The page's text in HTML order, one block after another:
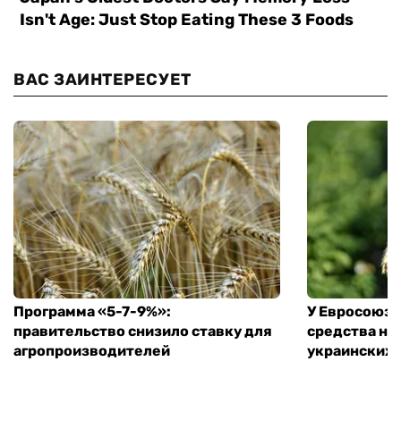
ВАС ЗАИНТЕРЕСУЕТ
Программа «5-7-9%»:
правительство снизило ставку для
агропроизводителей
У
средства